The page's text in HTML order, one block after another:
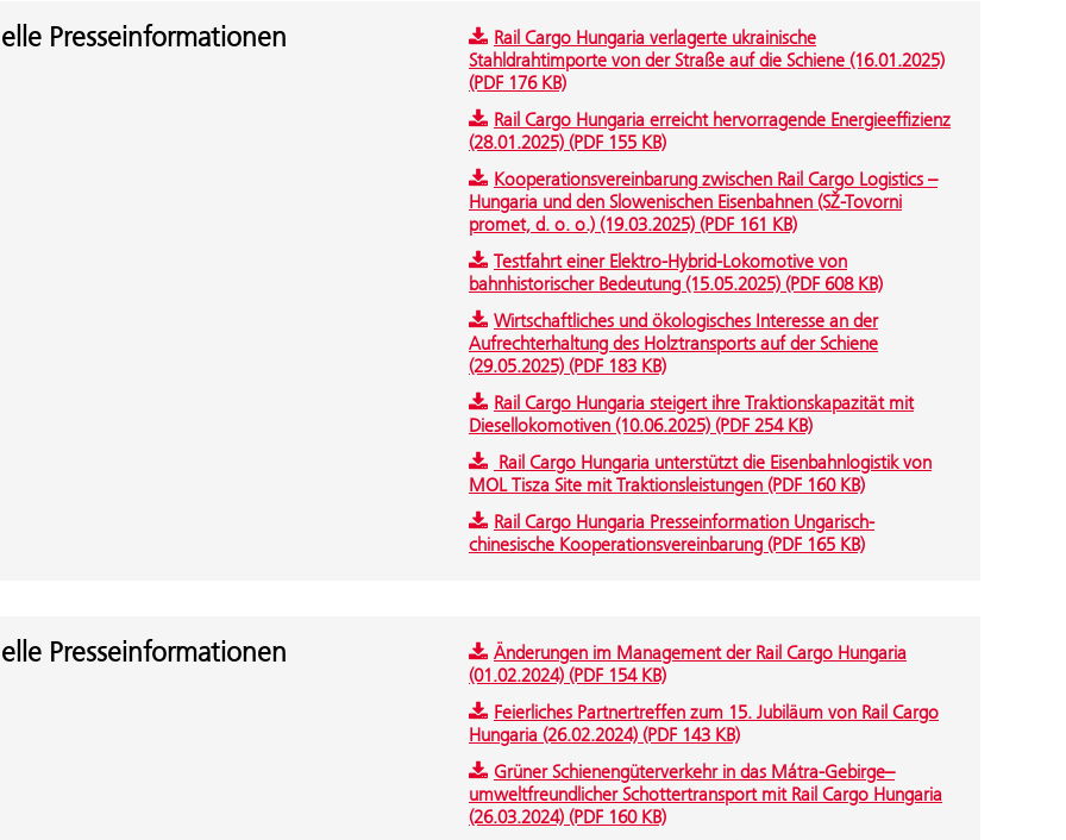
Presseinformationen
Rail Cargo Hungaria verlagerte ukrainische
Stahldrahtimporte von der Straße auf die Schiene (16.01.2025)
(PDF 176 KB)
Rail Cargo Hungaria erreicht hervorragende Energieeffizienz
(28.01.2025) (PDF 155 KB)
Kooperationsvereinbarung zwischen Rail Cargo Logistics –
Hungaria und den Slowenischen Eisenbahnen (SŽ-Tovorni
promet, d. o. o.) (19.03.2025) (PDF 161 KB)
Testfahrt einer Elektro-Hybrid-Lokomotive von
bahnhistorischer Bedeutung (15.05.2025) (PDF 608 KB)
Wirtschaftliches und ökologisches Interesse an der
Aufrechterhaltung des Holztransports auf der Schiene
(29.05.2025) (PDF 183 KB)
Rail Cargo Hungaria steigert ihre Traktionskapazität mit
Diesellokomotiven (10.06.2025) (PDF 254 KB)
Rail Cargo Hungaria unterstützt die Eisenbahnlogistik von
MOL Tisza Site mit Traktionsleistungen (PDF 160 KB)
Rail Cargo Hungaria Presseinformation Ungarisch-
chinesische Kooperationsvereinbarung (PDF 165 KB)
Presseinformationen
Änderungen im Management der Rail Cargo Hungaria
(01.02.2024) (PDF 154 KB)
Feierliches Partnertreffen zum 15. Jubiläum von Rail Cargo
Hungaria (26.02.2024) (PDF 143 KB)
Grüner Schienengüterverkehr in das Mátra-Gebirge–
umweltfreundlicher Schottertransport mit Rail Cargo Hungaria
(26.03.2024) (PDF 160 KB)